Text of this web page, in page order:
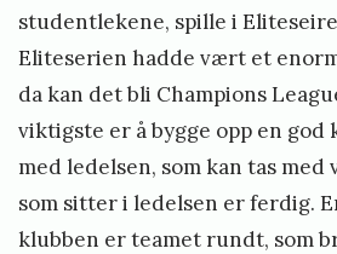
studentlekene, spille i
Eliteserien hadde vært et
da kan det bli Champions
viktigste er å bygge opp en
med ledelsen, som kan tas
som sitter i ledelsen er ferdig.
klubben er teamet rundt, som